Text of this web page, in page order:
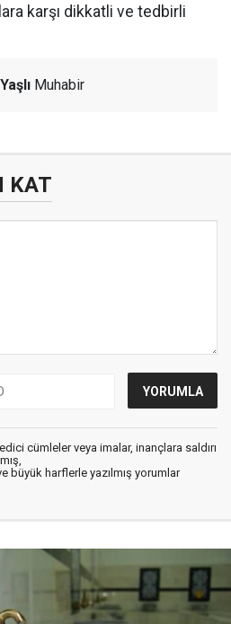
karşı dikkatli ve tedbirli
Muhabir
KAT
cümleler veya imalar, inançlara saldırı
büyük harflerle yazılmış yorumlar